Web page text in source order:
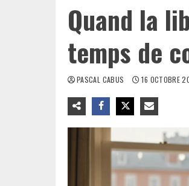
Quand la
temps de
PASCAL CABUS 16 OCTOBRE